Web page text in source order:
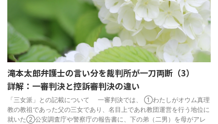
滝本太郎弁護士の言い分を裁判所が一刀両断（3）
詳解：一審判決と控訴審判決の違い
「三女派」との記載について 一審判決では、 ①わたしがオウム真理
教の教祖であった父の三女であり、名目上であれ教団運営を行う地位に
就いた②公安調査庁や警察庁の報告書に、下の弟（二男）を母がアレ